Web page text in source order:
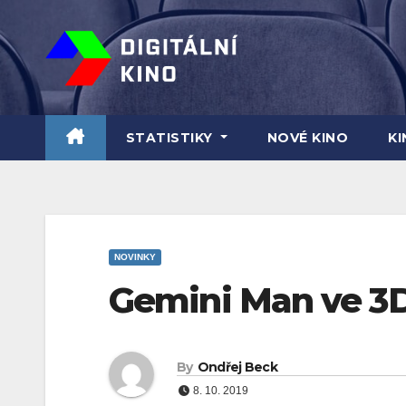
to
content
STATISTIKY NOVÉ KINO
NOVINKY
Gemini Man ve
By Ondřej Beck
8. 10. 2019